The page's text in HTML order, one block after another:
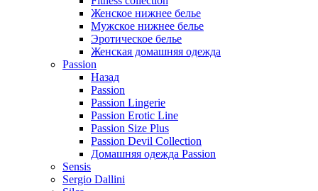
Женское нижнее белье
Мужское нижнее белье
Эротическое белье
Женская домашняя одежда
Passion
Назад
Passion
Passion Lingerie
Passion Erotic Line
Passion Size Plus
Passion Devil Collection
Домашняя одежда Passion
Sensis
Sergio Dallini